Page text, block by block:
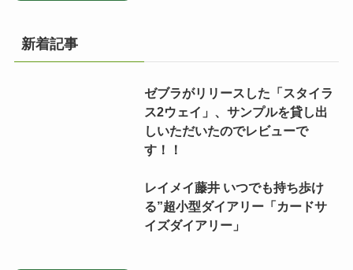
新着記事
ゼブラがリリースした「スタイラ
ス2ウェイ」、サンプルを貸し出
しいただいたのでレビューで
す！！
レイメイ藤井 いつでも持ち歩け
る”超小型ダイアリー「カードサ
イズダイアリー」